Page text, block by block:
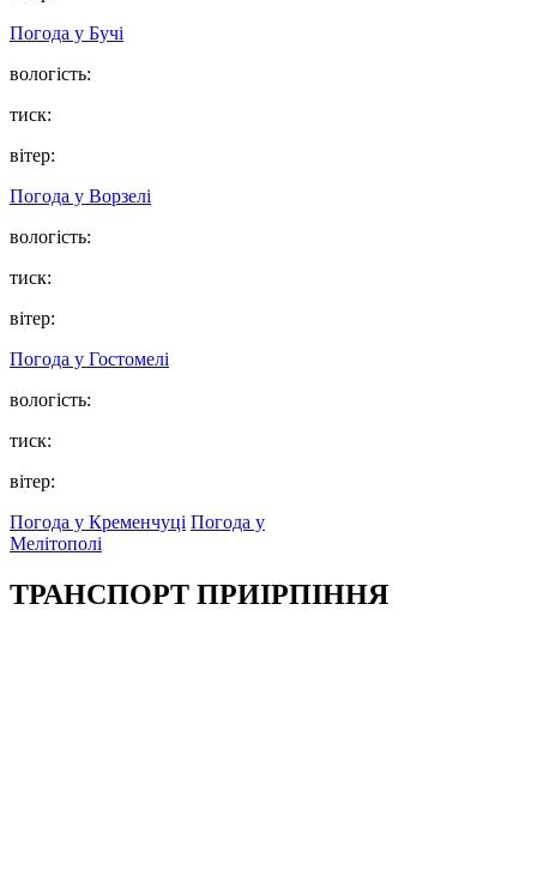
Погода у Бучі
вологість:
тиск:
вітер:
Погода у Ворзелі
вологість:
тиск:
вітер:
Погода у Гостомелі
вологість:
тиск:
вітер:
Погода у Кременчуці Погода у
Мелітополі
ТРАНСПОРТ ПРИІРПІННЯ